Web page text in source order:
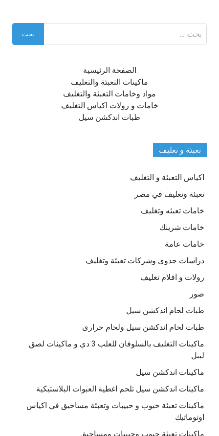
عن:
الصفحة الرئيسية
ماكينات التعبئة والتغليف
مواد وخامات التعبئة والتغليف
خامات و رولات اكياس التغليف
طبات اندكشن سيل
تعبئة و تغليف
اكياس التعبئة و التغليف
تعبئة وتغليف في مصر
خامات تعبئه وتغليف
خامات شرينك
خامات عامة
دراسات جدوى وشركات تعبئة وتغليف
رولات و افلام تغليف
صور
طبات لحام اندكشن سيل
طبات لحام اندكشن سيل ولحام حرارى
ماكينات التغليف بالسلوفان للعلب 3 دي و ماكينات لصق
ليبل
ماكينات اندكشن سيل
ماكينات اندكشن سيل تلحم اغطية العبوات البلاستيكية
ماكينات تعبئة حبوب و حبيبات وتعبئة مساحيق في اكياس
اوتوماتيك
ماكينات تعبئة حبوب وحبيبات ومساحيق